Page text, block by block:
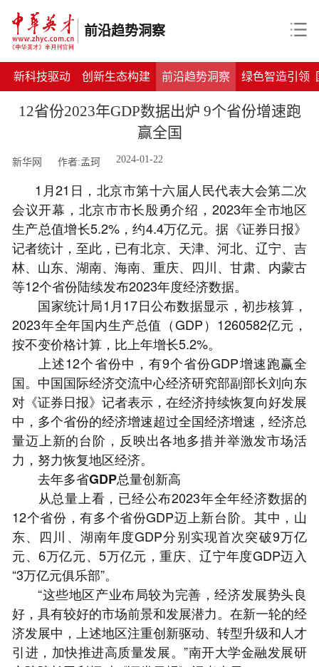
前沿趋势洞察
新科技驱动 创新生态构建 前沿趋势洞察 绿色智造引领
12省份2023年GDP数据出炉 9个省份增速跑
赢全国
新华网 作者:孟珂 2024-01-22
1月21日，北京市第十六届人民代表大会第二次
会议开幕，北京市市长殷勇介绍，2023年全市地区
生产总值增长5.2%，约4.4万亿元。据《证券日报》
记者统计，至此，已有北京、天津、河北、辽宁、吉
林、山东、湖南、海南、重庆、四川、甘肃、内蒙古
等12个省份陆续发布2023年度经济数据。
国家统计局1月17日公布数据显示，初步核算，
2023年全年国内生产总值（GDP）1260582亿元，
按不变价格计算，比上年增长5.2%。
上述12个省份中，有9个省份GDP增速跑赢全
国。中国国际经济交流中心经济研究部副部长刘向东
对《证券日报》记者表示，在经济持续恢复向好发展
中，多个省份的经济增速超过全国经济增速，经济总
量迈上新的台阶，反映出各地多措并举激发市场活
力，努力恢复地区经济。
去年多省GDP总量创新高
从总量上看，已经公布2023年全年经济数据的
12个省份，有多个省份GDP迈上新台阶。其中，山
东、四川、湖南年度GDP分别实现首次突破9万亿
元、6万亿元、5万亿元，重庆、辽宁年度GDP迈入
“3万亿元俱乐部”。
“这些地区产业布局较为完善，经济发展势头良
好，具有较好的市场前景和发展潜力。在新一轮的经
济发展中，上述地区注重创新驱动、转型升级和人才
引进，加快推进高质量发展。”南开大学金融发展研